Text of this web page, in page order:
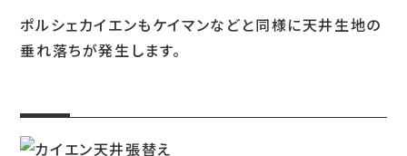
Tel.052-382-1913
ポルシェカイエンもケイマンなどと同様に天井生地の
垂れ落ちが発生します。